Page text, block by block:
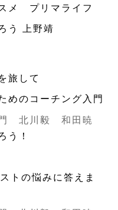
メ プリマライフ
う 上野靖
旅して
めのコーチング入門
門 北川毅 和田暁
ろう！
トの悩みに答えま